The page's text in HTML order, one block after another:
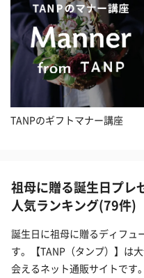
TANPのギフトマナー講座
祖母に贈る誕生日プレ
人気ランキング(79件)
誕生日に祖母に贈るディフュ
す。【TANP（タンプ）】は
会えるネット通販サイトです